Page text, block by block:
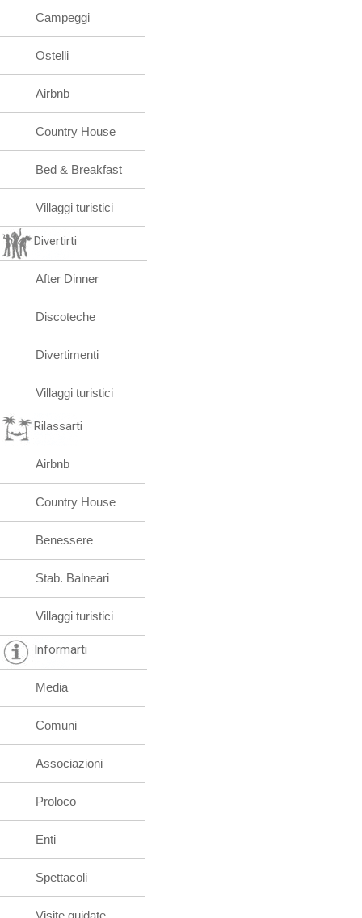
Campeggi
Ostelli
Airbnb
Country House
Bed & Breakfast
Villaggi turistici
Divertirti
After Dinner
Discoteche
Divertimenti
Villaggi turistici
Rilassarti
Airbnb
Country House
Benessere
Stab. Balneari
Villaggi turistici
Informarti
Media
Comuni
Associazioni
Proloco
Enti
Spettacoli
Visite guidate